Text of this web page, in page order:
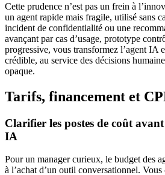
Cette prudence n’est pas un frein à
un agent rapide mais fragile, utilisé sans
incident de confidentialité ou une
avançant par cas d’usage, prototype
progressive, vous transformez l’agent IA
crédible, au service des décisions
opaque.
Tarifs, financement et
Clarifier les postes de coût
IA
Pour un manager curieux, le budget des
à l’achat d’un outil conversationnel.